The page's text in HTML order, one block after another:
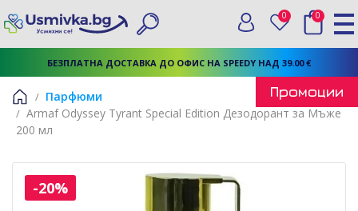
БЕЗПЛАТНА ДОСТАВКА ДО ОФИС НА SPEEDY НАД 39.00 €
Търси
Вход
0 Любими
0
Начало
Парфюми
Armaf Odyssey Tyrant Special Edition Дезодорант за Мъже
200 мл
-20%
Промоции